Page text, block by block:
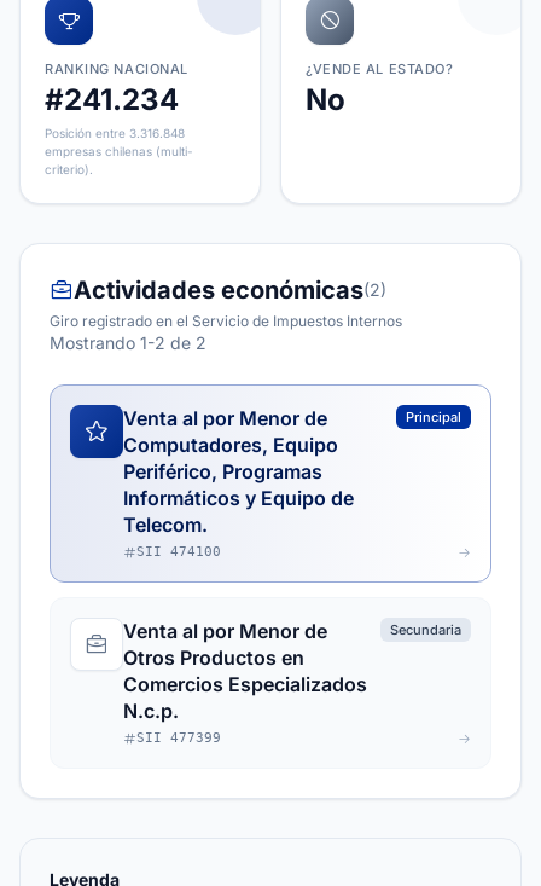
RANKING NACIONAL
#241.234
Posición entre 3.316.848
empresas chilenas (multi-
criterio).
¿VENDE AL ESTADO?
No
Actividades económicas(2)
Giro registrado en el Servicio de Impuestos Internos
Mostrando 1-2 de 2
Venta al por Menor de
Computadores, Equipo
Periférico, Programas
Informáticos y Equipo de
Telecom.
Principal
SII 474100
Venta al por Menor de
Otros Productos en
Comercios Especializados
N.c.p.
Secundaria
SII 477399
Leyenda